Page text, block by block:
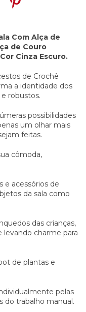
Com Alça de
de Couro
Cinza Escuro.
de Crochê
a identidade dos
robustos.
possibilidades
um olhar mais
feitas.
cômoda,
e acessórios de
da sala como
das crianças,
charme para
de plantas e
pelas
do trabalho manual.